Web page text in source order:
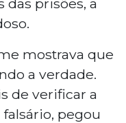
mostrava que
a verdade.
de verificar a
pegou